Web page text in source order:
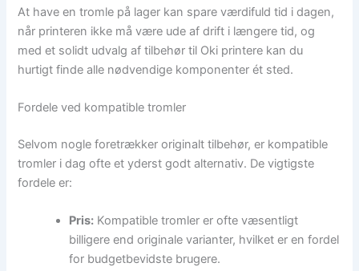
At have en tromle på lager kan spare værdifuld tid i dagen,
når printeren ikke må være ude af drift i længere tid, og
med et solidt udvalg af tilbehør til Oki printere kan du
hurtigt finde alle nødvendige komponenter ét sted.
Fordele ved kompatible tromler
Selvom nogle foretrækker originalt tilbehør, er kompatible
tromler i dag ofte et yderst godt alternativ. De vigtigste
fordele er:
Pris: Kompatible tromler er ofte væsentligt
billigere end originale varianter, hvilket er en fordel
for budgetbevidste brugere.